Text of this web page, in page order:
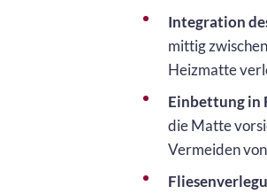
Integration
mittig
Heizmatte
Einbettung in
die Matte
Vermeiden